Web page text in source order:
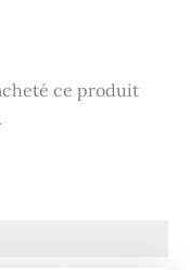
ce produit